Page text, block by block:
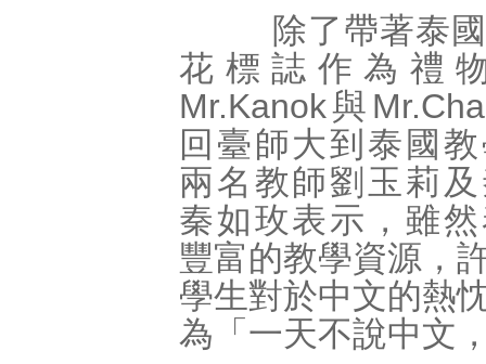
除了帶著泰國
花標誌作為禮
Mr.Kanok與
回臺師大到泰國
兩名教師劉玉莉
秦如玫表示，雖
豐富的教學資源，
學生對於中文的熱
為「一天不說中文